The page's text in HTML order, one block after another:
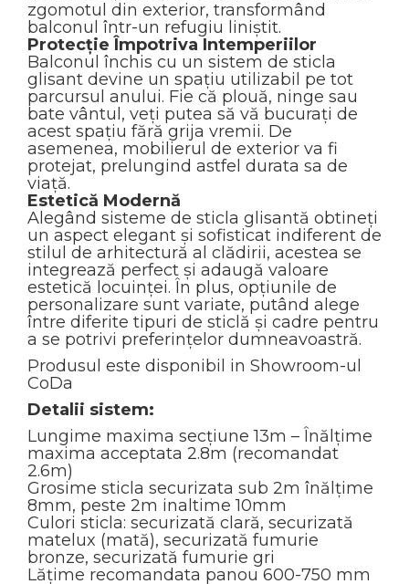
zgomotul din exterior, transformând
balconul într-un refugiu liniștit.
Protecție Împotriva Intemperiilor
Balconul închis cu un sistem de sticla
glisant devine un spațiu utilizabil pe tot
parcursul anului. Fie că plouă, ninge sau
bate vântul, veți putea să vă bucurați de
acest spațiu fără grija vremii. De
asemenea, mobilierul de exterior va fi
protejat, prelungind astfel durata sa de
viață.
Estetică Modernă
Alegând sisteme de sticla glisantă obtineți
un aspect elegant și sofisticat indiferent de
stilul de arhitectură al clădirii, acestea se
integrează perfect și adaugă valoare
estetică locuinței. În plus, opțiunile de
personalizare sunt variate, putând alege
între diferite tipuri de sticlă și cadre pentru
a se potrivi preferințelor dumneavoastră.
Produsul este disponibil in Showroom-ul
CoDa
Detalii sistem:
Lungime maxima secțiune 13m – Înălțime
maxima acceptata 2.8m (recomandat
2.6m)
Grosime sticla securizata sub 2m înălțime
8mm, peste 2m inaltime 10mm
Culori sticla: securizată clară, securizată
matelux (mată), securizată fumurie
bronze, securizată fumurie gri
Lățime recomandata panou 600-750 mm